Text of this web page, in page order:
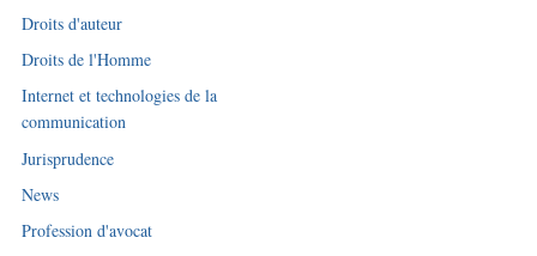
Droits d'auteur
Droits de l'Homme
Internet et technologies de la
communication
Jurisprudence
News
Profession d'avocat